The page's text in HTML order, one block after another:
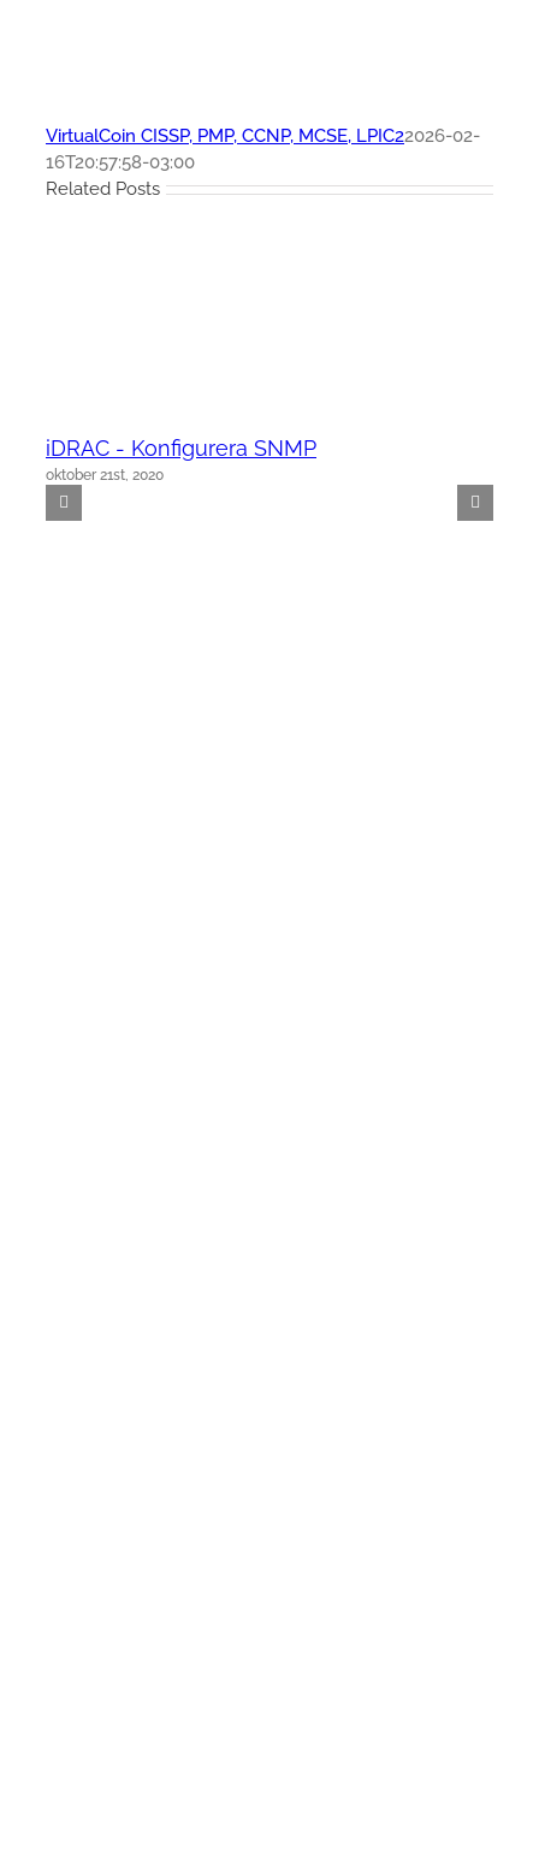
VirtualCoin CISSP, PMP, CCNP, MCSE, LPIC22026-02-
16T20:57:58-03:00
Related Posts
iDRAC - Konfigurera SNMP
oktober 21st, 2020